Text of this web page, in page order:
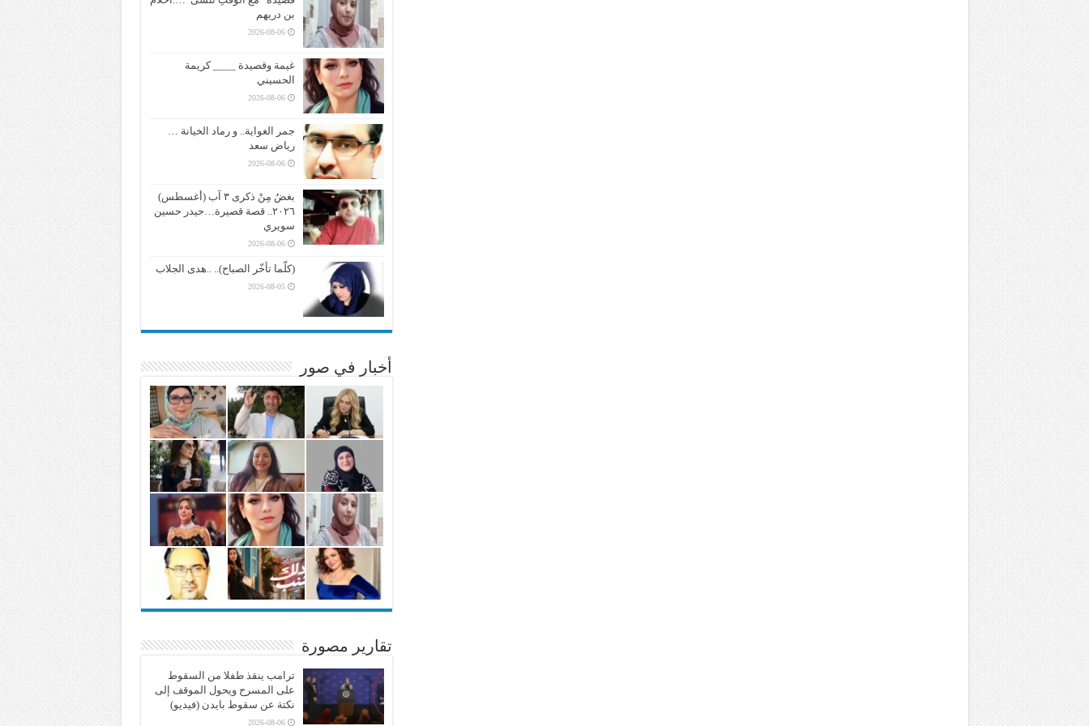
بن دريهم
2026-08-06
غيمة وقصيدة ____ كريمة
الحسيني
2026-08-06
جمر الغواية.. و رماد الخيانة …
رياض سعد
2026-08-06
بغضُ مِنْ ذكرى ٣ آب (أغسطس)
٢٠٢٦.. قصة قصيرة…حيدر حسين
سويري
2026-08-06
(كلّما تأخّر الصباح).. ..هدى الجلاب
2026-08-05
أخبار في صور
تقارير مصورة
ترامب ينقذ طفلا من السقوط
على المسرح ويحول الموقف إلى
نكتة عن سقوط بايدن (فيديو)
2026-08-06